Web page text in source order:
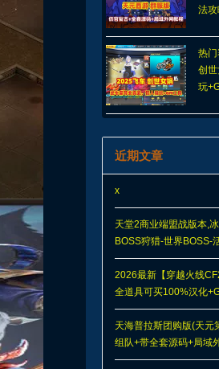
法
热
创
玩
近期文章
x
天堂2商业端盟战版本,
BOSS狩猎-世界BOSS-
2026最新【穿越火线
全道具可买100%汉化
天海普拉斯团购版(天元
组队+带全套源码+局域